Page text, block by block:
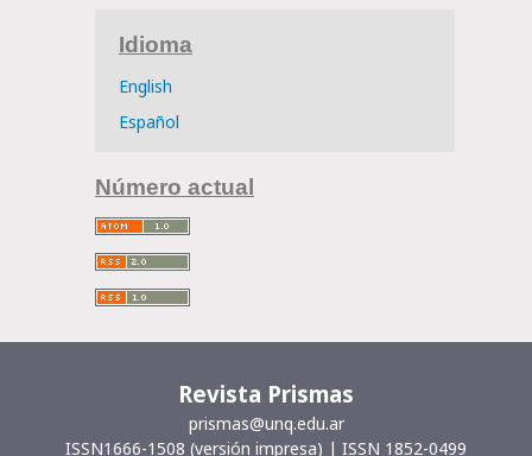
Idioma
English
Español
Número actual
Revista Prismas
prismas@unq.edu.ar
ISSN1666-1508 (versión impresa) | ISSN 1852-0499